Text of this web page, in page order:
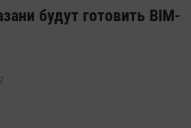
будут готовить BIM-